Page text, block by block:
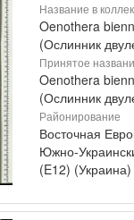
Название в
Oenothera
(Ослинник
Принятое
Oenothera
(Ослинник
Районирование
Восточная
Южно-
(E12) (Украина)